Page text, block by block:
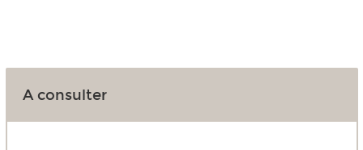
A consulter